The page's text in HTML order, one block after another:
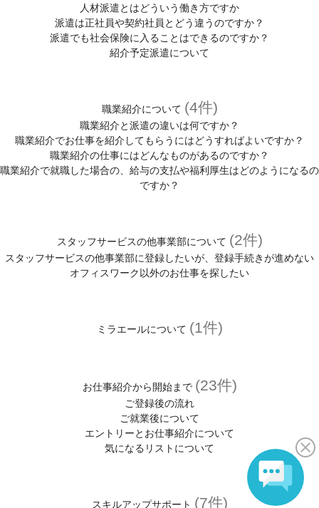
人材派遣とはどういう働き方ですか
派遣は正社員や契約社員とどう違うのですか？
派遣でも社会保険に入ることはできるのですか？
紹介予定派遣について
職業紹介について (4件)
職業紹介と派遣の違いは何ですか？
職業紹介でお仕事を紹介してもらうにはどうすればよいですか？
職業紹介の仕事にはどんなものがあるのですか？
職業紹介で就職した場合の、給与の支払や福利厚生はどのようになるの
ですか？
スタッフサービスの他事業部について (2件)
スタッフサービスの他事業部に登録したいが、登録手続きが進めない
オフィスワーク以外のお仕事を探したい
ミラエールについて (1件)
お仕事紹介から開始まで (23件)
ご登録後の流れ
ご就業後について
エントリーとお仕事紹介について
気になるリストについて
スキルアップサポート (7件)